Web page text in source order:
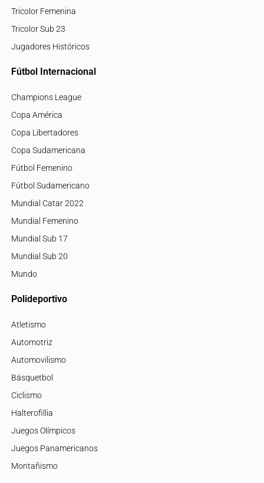
Tricolor Femenina
Tricolor Sub 23
Jugadores Históricos
Fútbol Internacional
Champions League
Copa América
Copa Libertadores
Copa Sudamericana
Fútbol Femenino
Fútbol Sudamericano
Mundial Catar 2022
Mundial Femenino
Mundial Sub 17
Mundial Sub 20
Mundo
Polideportivo
Atletismo
Automotriz
Automovilismo
Básquetbol
Ciclismo
Halterofillia
Juegos Olímpicos
Juegos Panamericanos
Montañismo